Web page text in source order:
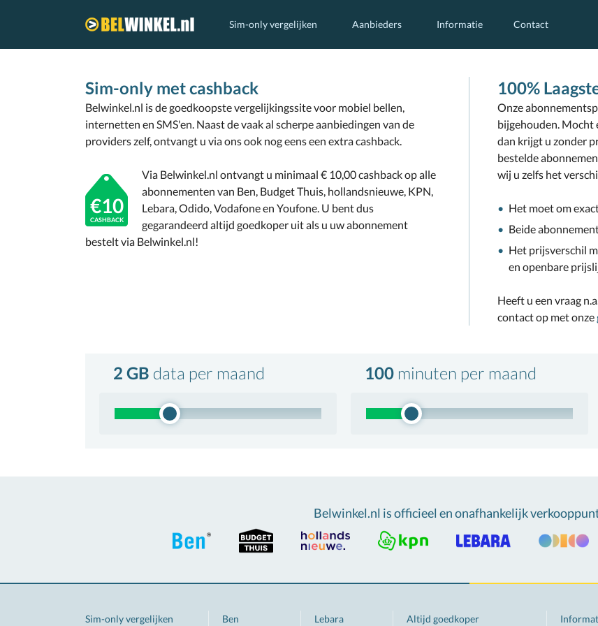
Sim-only vergelijken Aanbieders Informatie Contact
Sim-only met cashback
Belwinkel.nl is de goedkoopste vergelijkingssite voor mobiel bellen,
internetten en SMS'en. Naast de vaak al scherpe aanbiedingen van de
providers zelf, ontvangt u via ons ook nog eens een extra cashback.
€10
CASHBACK
Via Belwinkel.nl ontvangt u minimaal € 10,00 cashback op alle
abonnementen van Ben, Budget Thuis, hollandsnieuwe, KPN,
Lebara, Odido, Vodafone en Youfone. U bent dus
gegarandeerd altijd goedkoper uit als u uw abonnement
bestelt via Belwinkel.nl!
100%
Onze
bijgehouden. Mocht
dan krijgt u zonder
bestelde
wij u zelfs het
Het moet om
Beide
Het prijsverschil
en openbare
Heeft u een vraag
contact op met onze
2 GB data per maand 100 minuten per maand
Belwinkel.nl is officieel en onafhankelijk
Sim-only vergelijken Ben Lebara Altijd goedkoper